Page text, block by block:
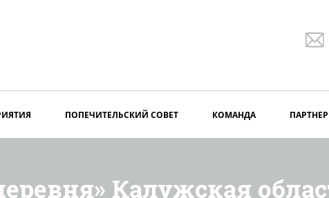
ПОПЕЧИТЕЛЬСКИЙ СОВЕТ КОМАНДА
Калужская